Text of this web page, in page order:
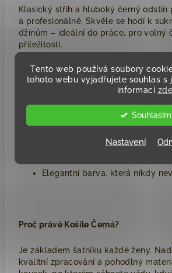
Tento web používá soubory
tohoto webu vyjadřujete souhlas s
informací zde
Souhlasím
Nastavení
Klasický střih a hluboký černý odstín
a profesionálně. Skvěle se hodí k
džínům – ideální do práce, pro volný
příležitosti.
100 % bavlna
Klasický, dobře padnoucí střih
Elegantní barva, která nikdy
Proč právě Košile Černá?
Je základem šatníku každé ženy.
kvalitní zpracování a pohodlný